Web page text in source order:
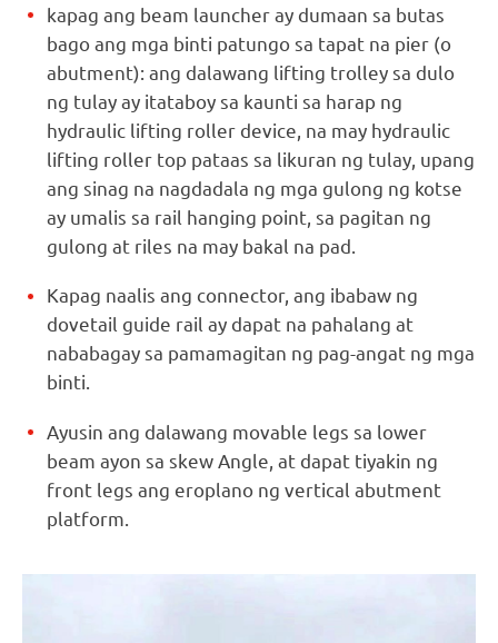
kapag ang beam launcher ay dumaan sa butas
bago ang mga binti patungo sa tapat na pier (o
abutment): ang dalawang lifting trolley sa dulo
ng tulay ay itataboy sa kaunti sa harap ng
hydraulic lifting roller device, na may hydraulic
lifting roller top pataas sa likuran ng tulay, upang
ang sinag na nagdadala ng mga gulong ng kotse
ay umalis sa rail hanging point, sa pagitan ng
gulong at riles na may bakal na pad.
Kapag naalis ang connector, ang ibabaw ng
dovetail guide rail ay dapat na pahalang at
nababagay sa pamamagitan ng pag-angat ng mga
binti.
Ayusin ang dalawang movable legs sa lower
beam ayon sa skew Angle, at dapat tiyakin ng
front legs ang eroplano ng vertical abutment
platform.